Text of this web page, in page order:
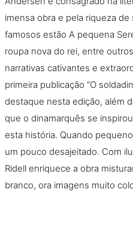
imensa obra e pela riqueza
famosos estão A pequena
roupa nova do rei, entre
narrativas cativantes e
primeira publicação “O
destaque nesta edição, além
que o dinamarquês se
esta história. Quando
um pouco desajeitado. Com
Ridell enriquece a obra
branco, ora imagens muito